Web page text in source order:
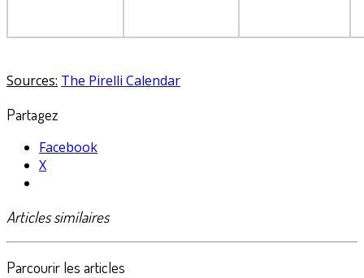
Sources: The Pirelli Calendar
Partagez
Facebook
X
Articles similaires
Parcourir les articles